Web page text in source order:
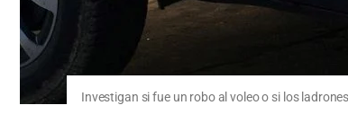
Investigan si fue un robo al voleo o si los